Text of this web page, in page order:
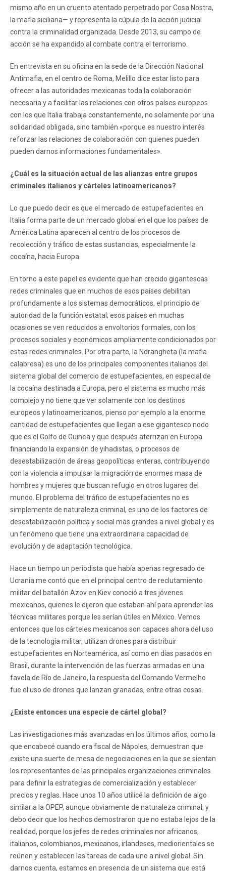
mismo año en un cruento atentado perpetrado por Cosa Nostra,
la mafia siciliana— y representa la cúpula de la acción judicial
contra la criminalidad organizada. Desde 2013, su campo de
acción se ha expandido al combate contra el terrorismo.
En entrevista en su oficina en la sede de la Dirección Nacional
Antimafia, en el centro de Roma, Melillo dice estar listo para
ofrecer a las autoridades mexicanas toda la colaboración
necesaria y a facilitar las relaciones con otros países europeos
con los que Italia trabaja constantemente, no solamente por una
solidaridad obligada, sino también «porque es nuestro interés
reforzar las relaciones de colaboración con quienes pueden
pueden darnos informaciones fundamentales».
¿Cuál es la situación actual de las alianzas entre grupos
criminales italianos y cárteles latinoamericanos?
Lo que puedo decir es que el mercado de estupefacientes en
Italia forma parte de un mercado global en el que los países de
América Latina aparecen al centro de los procesos de
recolección y tráfico de estas sustancias, especialmente la
cocaína, hacia Europa.
En torno a este papel es evidente que han crecido gigantescas
redes criminales que en muchos de esos países debilitan
profundamente a los sistemas democráticos, el principio de
autoridad de la función estatal; esos países en muchas
ocasiones se ven reducidos a envoltorios formales, con los
procesos sociales y económicos ampliamente condicionados por
estas redes criminales. Por otra parte, la Ndrangheta (la mafia
calabresa) es uno de los principales componentes italianos del
sistema global del comercio de estupefacientes, en especial de
la cocaína destinada a Europa, pero el sistema es mucho más
complejo y no tiene que ver solamente con los destinos
europeos y latinoamericanos, pienso por ejemplo a la enorme
cantidad de estupefacientes que llegan a ese gigantesco nodo
que es el Golfo de Guinea y que después aterrizan en Europa
financiando la expansión de yihadistas, o procesos de
desestabilización de áreas geopolíticas enteras, contribuyendo
con la violencia a impulsar la migración de enormes masa de
hombres y mujeres que buscan refugio en otros lugares del
mundo. El problema del tráfico de estupefacientes no es
simplemente de naturaleza criminal, es uno de los factores de
desestabilización política y social más grandes a nivel global y es
un fenómeno que tiene una extraordinaria capacidad de
evolución y de adaptación tecnológica.
Hace un tiempo un periodista que había apenas regresado de
Ucrania me contó que en el principal centro de reclutamiento
militar del batallón Azov en Kiev conoció a tres jóvenes
mexicanos, quienes le dijeron que estaban ahí para aprender las
técnicas militares porque les serían útiles en México. Vemos
entonces que los cárteles mexicanos son capaces ahora del uso
de la tecnología militar, utilizan drones para distribuir
estupefacientes en Norteamérica, así como en días pasados en
Brasil, durante la intervención de las fuerzas armadas en una
favela de Río de Janeiro, la respuesta del Comando Vermelho
fue el uso de drones que lanzan granadas, entre otras cosas.
¿Existe entonces una especie de cártel global?
Las investigaciones más avanzadas en los últimos años, como la
que encabecé cuando era fiscal de Nápoles, demuestran que
existe una suerte de mesa de negociaciones en la que se sientan
los representantes de las principales organizaciones criminales
para definir la estrategias de comercialización y establecer
precios y reglas. Hace unos 10 años utilicé la definición de algo
similar a la OPEP, aunque obviamente de naturaleza criminal, y
debo decir que los hechos demostraron que no estaba lejos de la
realidad, porque los jefes de redes criminales nor africanos,
italianos, colombianos, mexicanos, irlandeses, mediorientales se
reúnen y establecen las tareas de cada uno a nivel global. Sin
darnos cuenta, estamos en presencia de un sistema que está